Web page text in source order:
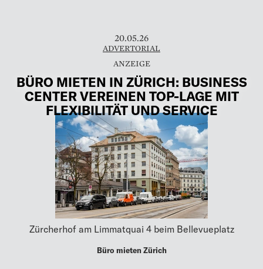
20.05.26
ADVERTORIAL
BÜRO MIETEN IN ZÜRICH: BUSINESS
CENTER VEREINEN TOP-LAGE MIT
FLEXIBILITÄT UND SERVICE
Zürcherhof am Limmatquai 4 beim Bellevueplatz
Büro mieten Zürich